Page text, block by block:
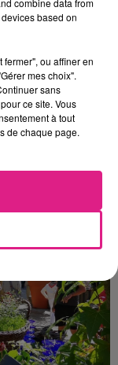
based on
ou affiner en
mes choix".
sans
ce site. Vous
à tout
de chaque page.